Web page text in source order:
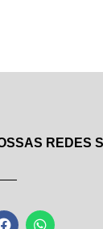
REDES